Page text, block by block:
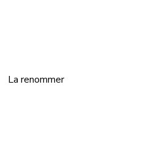
La renommer